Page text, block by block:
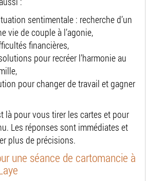
sentimentale : recherche d’un
vie de couple à l’agonie,
financières,
pour recréer l’harmonie au
pour changer de travail et gagner
là pour vous tirer les cartes et pour
Les réponses sont immédiates et
plus de précisions.
une séance de cartomancie à